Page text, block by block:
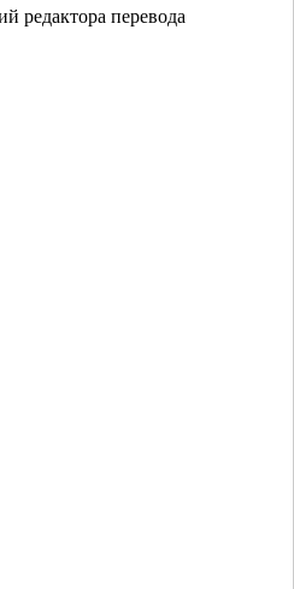
редактора перевода